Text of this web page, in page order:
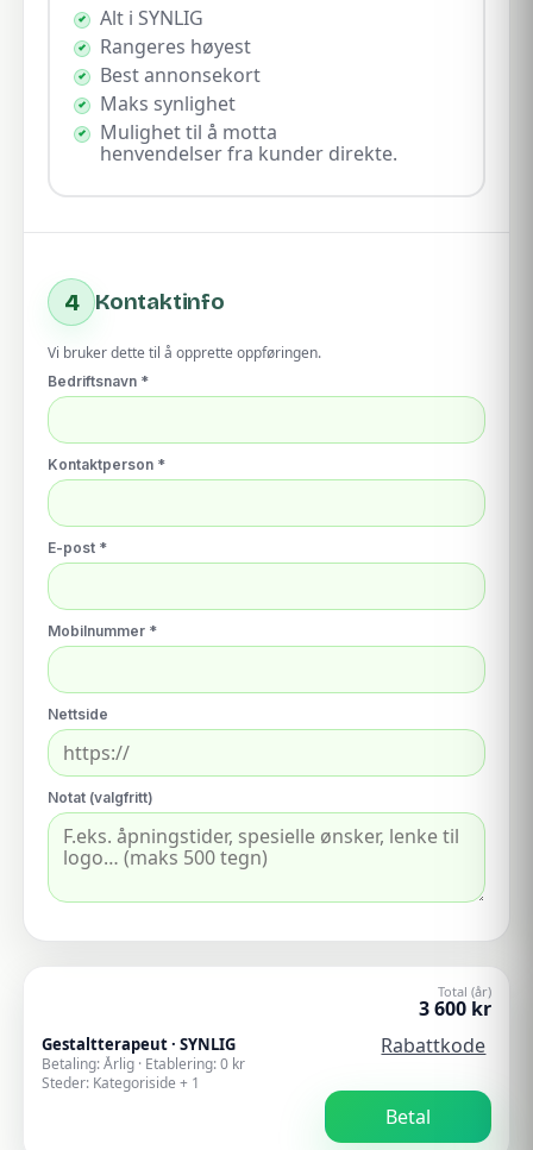
Alt i SYNLIG
Rangeres høyest
Best annonsekort
Maks synlighet
Mulighet til å motta
henvendelser fra kunder direkte.
4 Kontaktinfo
Vi bruker dette til å opprette oppføringen.
Bedriftsnavn *
Kontaktperson *
E-post *
Mobilnummer *
Nettside
Notat (valgfritt)
Gestaltterapeut· SYNLIG
Betaling:Årlig· Etablering:0kr
Steder: Kategoriside + 1
Total (år)
3 600 kr
Rabattkode
Betal